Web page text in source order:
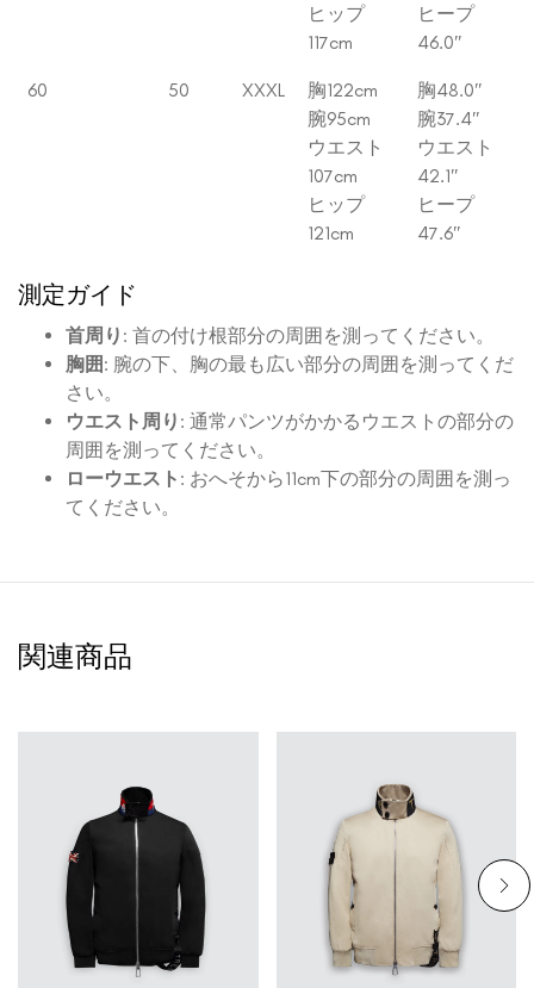
ヒップ
117cm
ヒープ
46.0″
60 50 XXXL
胸122cm
腕95cm
ウエスト
107cm
ヒップ
121cm
胸48.0″
腕37.4″
ウエスト
42.1″
ヒープ
47.6″
測定ガイド
首周り : 首の付け根部分の周囲を測ってください。
胸囲: 腕の下、胸の最も広い部分の周囲を測ってくだ
さい。
ウエスト周り : 通常パンツがかかるウエストの部分の
周囲を測ってください。
ローウエスト : おへそから11cm下の部分の周囲を測っ
てください。
関連商品